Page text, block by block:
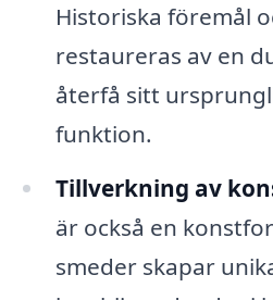
Historiska föremål
restaureras av en
återfå sitt
funktion.
Tillverkning av
är också en
smeder skapar